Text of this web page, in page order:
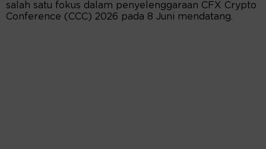
salah satu fokus dalam penyelenggaraan CFX Crypto
Conference (CCC) 2026 pada 8 Juni mendatang.